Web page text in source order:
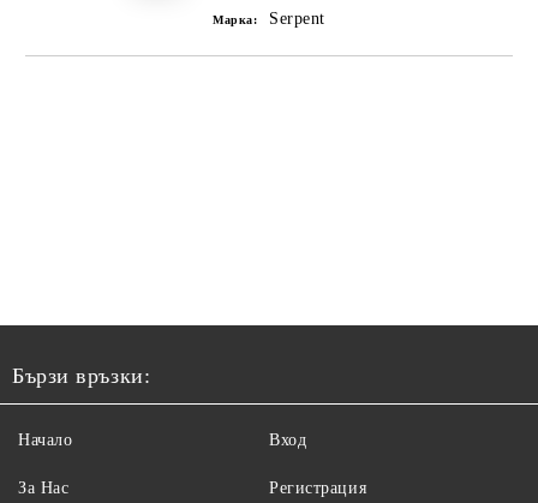
Марка: Serpent
Бързи връзки:
Начало
За Нас
Вход
Регистрация